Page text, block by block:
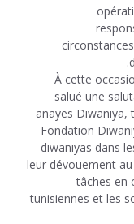
À cette
salué une
anayes Diwaniya,
Fondation
diwaniyas dans
leur dévouement
tâches en
tunisiennes et les